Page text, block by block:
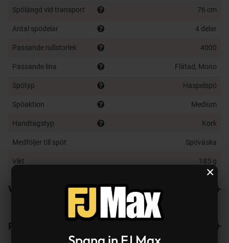
×
Extra long fore grip (10' 15-50 g, 12' 20-70 g, 13'
Spölängd vid transport 76 cm
Antal spödelar 4 delar
Passande rullstorlek 4000
Passande lina Flätad, Mono
Spötyp Haspelspö
Spöaktion Medium
Handtagstyp Kork
Medföljer till spöt Spöväska
Vikt 185 g
Varianter
Recensioner